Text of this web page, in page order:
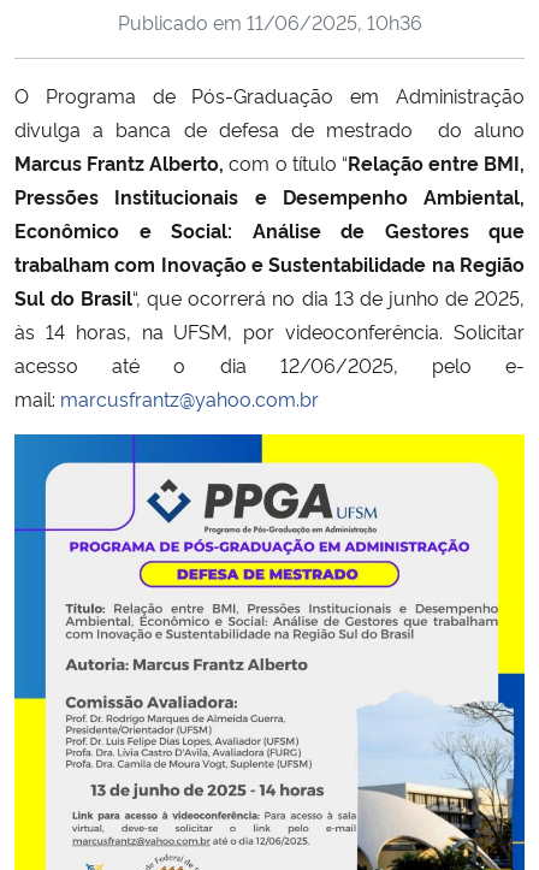
Ministério da Cidadania
Ministério de Minas e Energia
Ministério da Ciência, Tecnologia, Inovações e Comunicações
Ministério do Meio Ambiente
Ministério do Turismo
Ministério do Desenvolvimento Regional
Controladoria-Geral da União
Ministério da Mulher, da Família e dos Direitos Humanos
Secretaria de Governo
Gabinete de Segurança Institucional
Advocacia-Geral da União
Banco Central do Brasil
Publicado em 11/06/2025, 10h36
O Programa de Pós-Graduação em Administração
divulga a banca de defesa de mestrado do aluno
Marcus Frantz Alberto, com o título “Relação entre BMI,
Pressões Institucionais e Desempenho Ambiental,
Econômico e Social: Análise de Gestores que
trabalham com Inovação e Sustentabilidade na Região
Sul do Brasil“, que ocorrerá no dia 13 de junho de 2025,
às 14 horas, na UFSM, por videoconferência. Solicitar
acesso até o dia 12/06/2025, pelo e-
mail: marcusfrantz@yahoo.com.br